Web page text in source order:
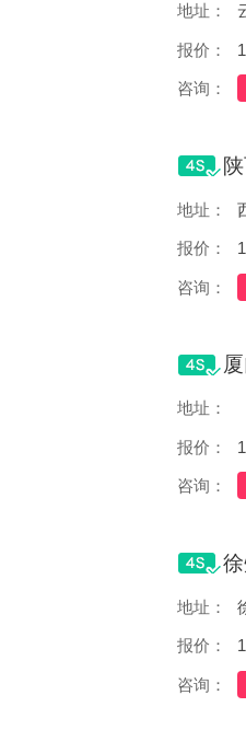
地址：
报价：
咨询：
地址：
报价：
咨询：
地址：
报价：
咨询：
地址：
报价：
咨询：